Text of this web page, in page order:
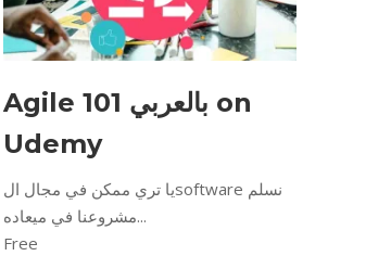
Agile 101 بالعربي on
Udemy
يا تري ممكن في مجال الsoftware نسلم
مشروعنا في ميعاده...
Free